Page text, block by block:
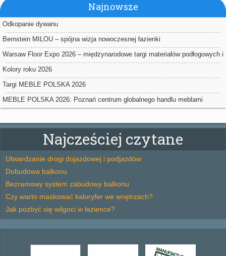
Najnowsze
Odkopanie dywanu
Bernstein MILOU – spójna wizja nowoczesnej łazienki
Warsaw Floor Expo 2026 – międzynarodowe targi materiałów podłogowych i
powierzchniowych w Nadarzynie
Kolory roku 2026
Targi MEBLE POLSKA 2026
MEBLE POLSKA 2026: Poznań centrum globalnego handlu meblami
Najcześciej czytane
Utwardzanie drogi dojazdowej i podjazdów
Dobudowa balkonu
Bezramowy system zabudowy balkonu
Czy warto maskować kaloryfer we wnętrzach?
Jak pozbyć się wilgoci w łazience?